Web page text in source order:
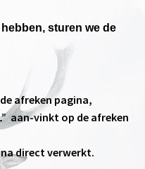
sturen we de
afreken pagina,
aan-vinkt op de afreken
direct verwerkt.